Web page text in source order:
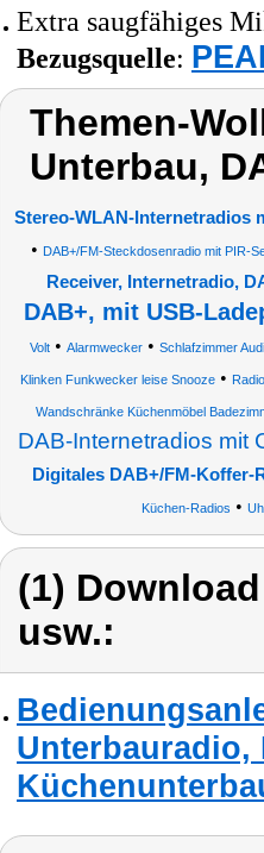
Extra saugfähiges
Bezugsquelle:
Themen-
Unterbau,
Stereo-WLAN-Internetradios
• DAB+/FM-Steckdosenradio mit PIR-
Receiver, Internetradio,
DAB+, mit USB-
Volt• Alarmwecker• Schlafzimmer
Klinken Funkwecker leise Snooze •
Wandschränke Küchenmöbel
DAB-Internetradios mit
Digitales DAB+/FM-
Küchen-Radios •
(1)
usw.:
Unterbauradio,